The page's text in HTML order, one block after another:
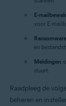
E-
voor E-
en
Meldingen:
stuurt.
Raadpleeg de
beheren en